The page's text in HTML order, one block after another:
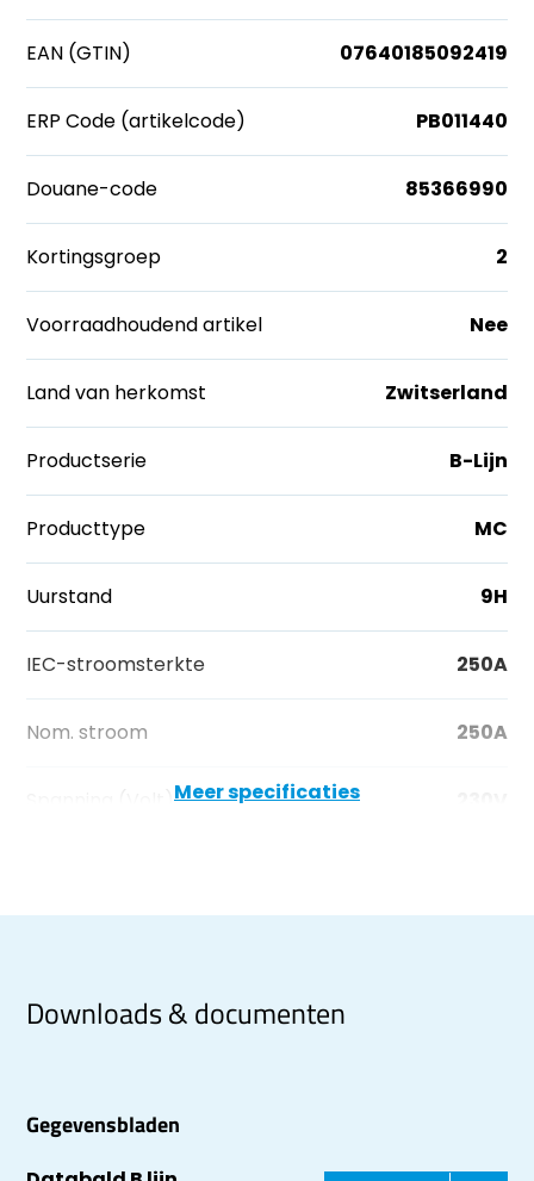
EAN (GTIN) 07640185092419
ERP Code (artikelcode) PB011440
Douane-code 85366990
Kortingsgroep 2
Voorraadhoudend artikel Nee
Land van herkomst Zwitserland
Productserie B-Lijn
Producttype MC
Uurstand 9H
IEC-stroomsterkte 250A
Nom. stroom 250A
Spanning (Volt)Meer specificaties
Downloads & documenten
Gegevensbladen